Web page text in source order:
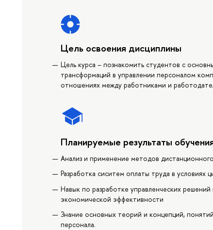
Цель освоения дисциплины
Цель курса – познакомить студентов с
трансформаций в управлении персоналом
отношениях между работниками и
Планируемые результаты
Анализ и применение методов
Разработка сиситем оплаты труда в условиях
Навык по разработке управленческих
экономической эффективности
Знание основных теорий и концепций,
персонала.